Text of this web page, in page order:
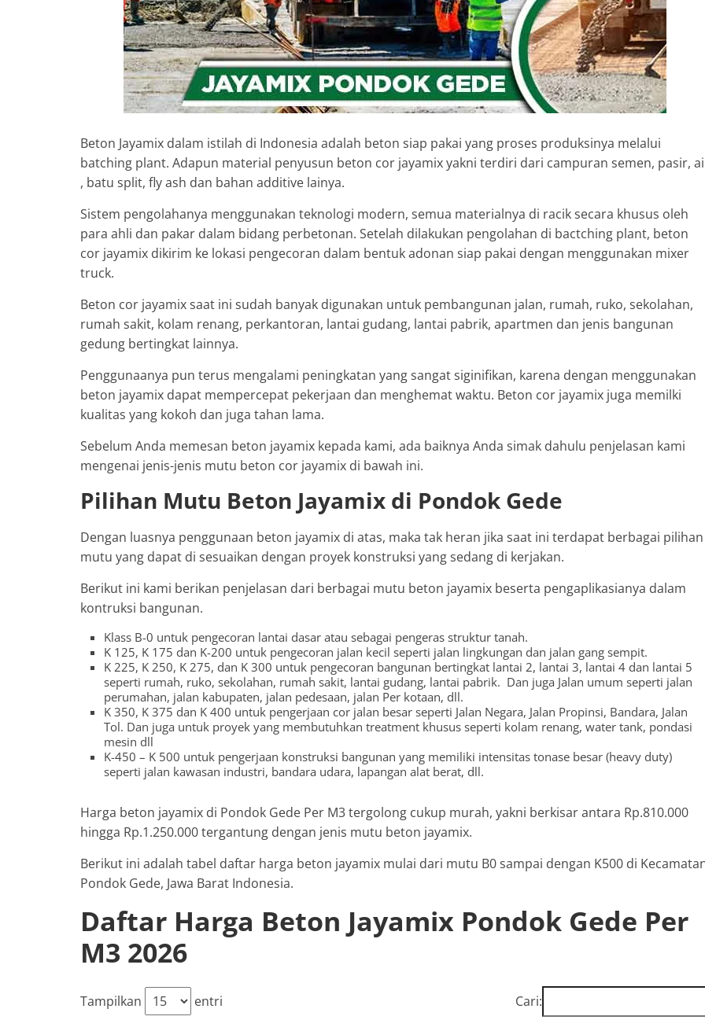
Beton Jayamix dalam istilah di Indonesia adalah beton siap pakai yang proses produksinya melalui
batching plant. Adapun material penyusun beton cor jayamix yakni terdiri dari campuran semen, pasir,
, batu split, fly ash dan bahan additive lainya.
Sistem pengolahanya menggunakan teknologi modern, semua materialnya di racik secara khusus oleh
para ahli dan pakar dalam bidang perbetonan. Setelah dilakukan pengolahan di bactching plant, beton
cor jayamix dikirim ke lokasi pengecoran dalam bentuk adonan siap pakai dengan menggunakan mixer
truck.
Beton cor jayamix saat ini sudah banyak digunakan untuk pembangunan jalan, rumah, ruko, sekolahan,
rumah sakit, kolam renang, perkantoran, lantai gudang, lantai pabrik, apartmen dan jenis bangunan
gedung bertingkat lainnya.
Penggunaanya pun terus mengalami peningkatan yang sangat siginifikan, karena dengan menggunakan
beton jayamix dapat mempercepat pekerjaan dan menghemat waktu. Beton cor jayamix juga memilki
kualitas yang kokoh dan juga tahan lama.
Sebelum Anda memesan beton jayamix kepada kami, ada baiknya Anda simak dahulu penjelasan kami
mengenai jenis-jenis mutu beton cor jayamix di bawah ini.
Pilihan Mutu Beton Jayamix di Pondok Gede
Dengan luasnya penggunaan beton jayamix di atas, maka tak heran jika saat ini terdapat berbagai pilihan
mutu yang dapat di sesuaikan dengan proyek konstruksi yang sedang di kerjakan.
Berikut ini kami berikan penjelasan dari berbagai mutu beton jayamix beserta pengaplikasianya dalam
kontruksi bangunan.
Klass B-0 untuk pengecoran lantai dasar atau sebagai pengeras struktur tanah.
K 125, K 175 dan K-200 untuk pengecoran jalan kecil seperti jalan lingkungan dan jalan gang sempit.
K 225, K 250, K 275, dan K 300 untuk pengecoran bangunan bertingkat lantai 2, lantai 3, lantai 4 dan lantai 5
seperti rumah, ruko, sekolahan, rumah sakit, lantai gudang, lantai pabrik. Dan juga Jalan umum seperti jalan
perumahan, jalan kabupaten, jalan pedesaan, jalan Per kotaan, dll.
K 350, K 375 dan K 400 untuk pengerjaan cor jalan besar seperti Jalan Negara, Jalan Propinsi, Bandara, Jalan
Tol. Dan juga untuk proyek yang membutuhkan treatment khusus seperti kolam renang, water tank, pondasi
mesin dll
K-450 – K 500 untuk pengerjaan konstruksi bangunan yang memiliki intensitas tonase besar (heavy duty)
seperti jalan kawasan industri, bandara udara, lapangan alat berat, dll.
Harga beton jayamix di Pondok Gede Per M3 tergolong cukup murah, yakni berkisar antara Rp.810.000
hingga Rp.1.250.000 tergantung dengan jenis mutu beton jayamix.
Berikut ini adalah tabel daftar harga beton jayamix mulai dari mutu B0 sampai dengan K500 di
Pondok Gede, Jawa Barat Indonesia.
Daftar Harga Beton Jayamix Pondok Gede Per
M3 2026
Tampilkan entri Cari: